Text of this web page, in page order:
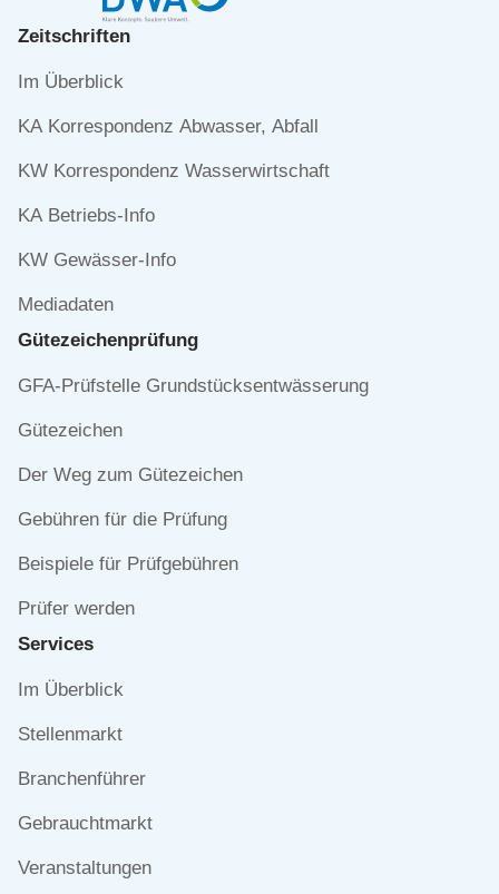
Zeitschriften
Navigation
Im Überblick
KA Korrespondenz Abwasser, Abfall
KW Korrespondenz Wasserwirtschaft
KA Betriebs-Info
KW Gewässer-Info
Mediadaten
Gütezeichen­prüfung
Navigation
GFA-Prüfstelle Grundstücksentwässerung
Gütezeichen
Der Weg zum Gütezeichen
Gebühren für die Prüfung
Beispiele für Prüfgebühren
Prüfer werden
Services
Navigation
Im Überblick
Stellenmarkt
Branchenführer
Gebrauchtmarkt
Veranstaltungen